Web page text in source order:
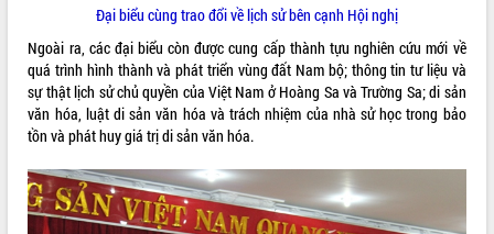
LIÊN KẾT WEB
THỐNG KÊ TRUY CẬP
Hôm nay: 14289
Tất cả: 66099957
Đại biểu cùng trao đổi về lịch sử bên cạnh Hội nghị
Ngoài ra, các đại biểu còn được cung cấp thành tựu nghiên cứu mới về
quá trình hình thành và phát triển vùng đất Nam bộ; thông tin tư liệu và
sự thật lịch sử chủ quyền của Việt Nam ở Hoàng Sa và Trường Sa; di sản
văn hóa, luật di sản văn hóa và trách nhiệm của nhà sử học trong bảo
tồn và phát huy giá trị di sản văn hóa.